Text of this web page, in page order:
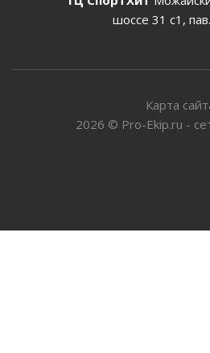
шоссе 31 с1,
Карта
2026 © Pro-Ekip.ru -